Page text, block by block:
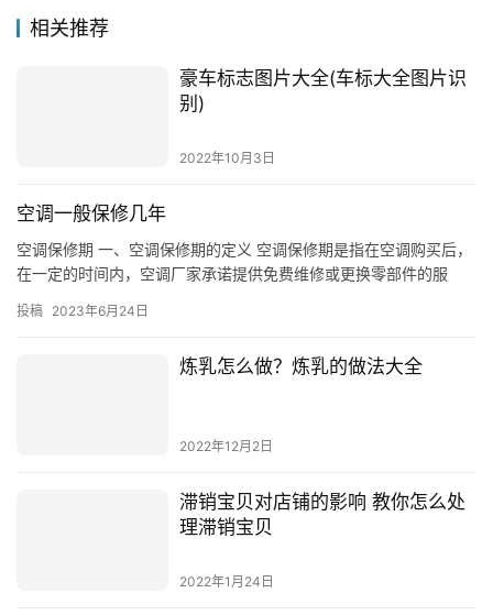
相关推荐
豪车标志图片大全(车标大全图片识
别)
2022年10月3日
空调一般保修几年
空调保修期 一、空调保修期的定义 空调保修期是指在空调购买后，
在一定的时间内，空调厂家承诺提供免费维修或更换零部件的服
也有…
投稿 2023年6月24日
炼乳怎么做？炼乳的做法大全
2022年12月2日
滞销宝贝对店铺的影响 教你怎么处
理滞销宝贝
2022年1月24日